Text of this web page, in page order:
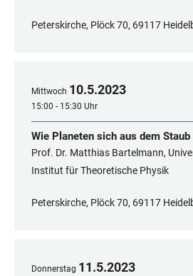
Peterskirche, Plöck 70, 69117
Mittwoch 10.5.2023
15:00 - 15:30 Uhr
Wie Planeten sich aus dem
Prof. Dr. Matthias Bartelmann,
Institut für Theoretische Physik
Peterskirche, Plöck 70, 69117
Donnerstag 11.5.2023